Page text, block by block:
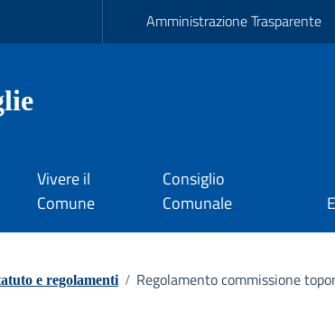
Amministrazione Trasparente
Vivere il
Comune
Consiglio
Comunale
e regolamenti / Regolamento commissione